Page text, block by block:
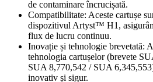
de contaminare încrucișată.
Compatibilitate: Aceste cartușe
dispozitivul Artyst™ H1,
flux de lucru continuu.
Inovație și tehnologie brevetată:
tehnologia cartușelor (brevete
SUA 8,770,542 / SUA
inovativ și sigur.